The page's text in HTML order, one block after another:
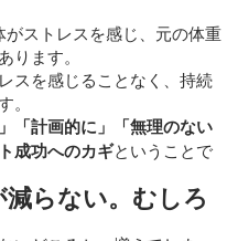
ストレスを感じ、元の体重
ります。
スを感じることなく、持続
「計画的に」「無理のない
成功へのカギということで
らない。むしろ